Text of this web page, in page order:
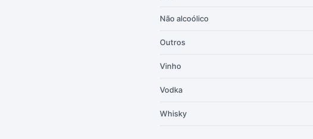
Não alcoólico
Outros
Vinho
Vodka
Whisky